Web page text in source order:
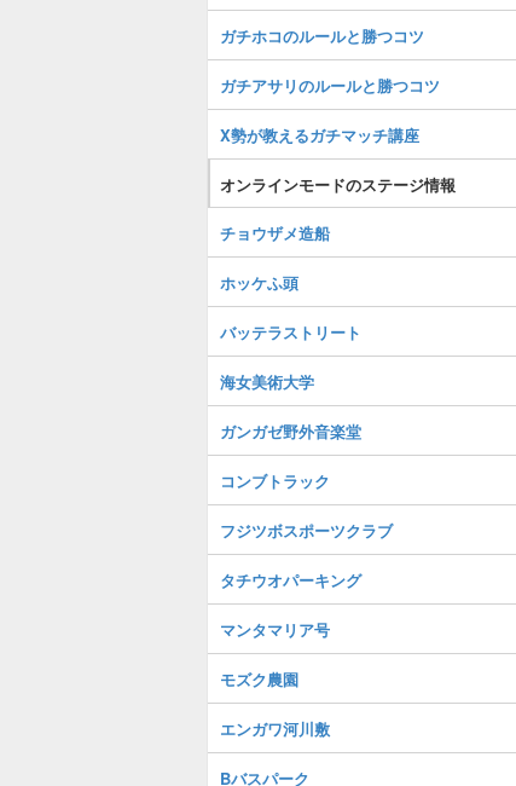
ガチホコのルールと勝つコツ
ガチアサリのルールと勝つコツ
X勢が教えるガチマッチ講座
オンラインモードのステージ情報
チョウザメ造船
ホッケふ頭
バッテラストリート
海女美術大学
ガンガゼ野外音楽堂
コンブトラック
フジツボスポーツクラブ
タチウオパーキング
マンタマリア号
モズク農園
エンガワ河川敷
Bバスパーク